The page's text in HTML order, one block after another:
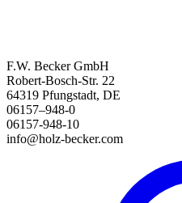
F.W. Becker GmbH
Robert-Bosch-Str. 22
64319 Pfungstadt, DE
06157–948-0
06157-948-10
info@holz-becker.com